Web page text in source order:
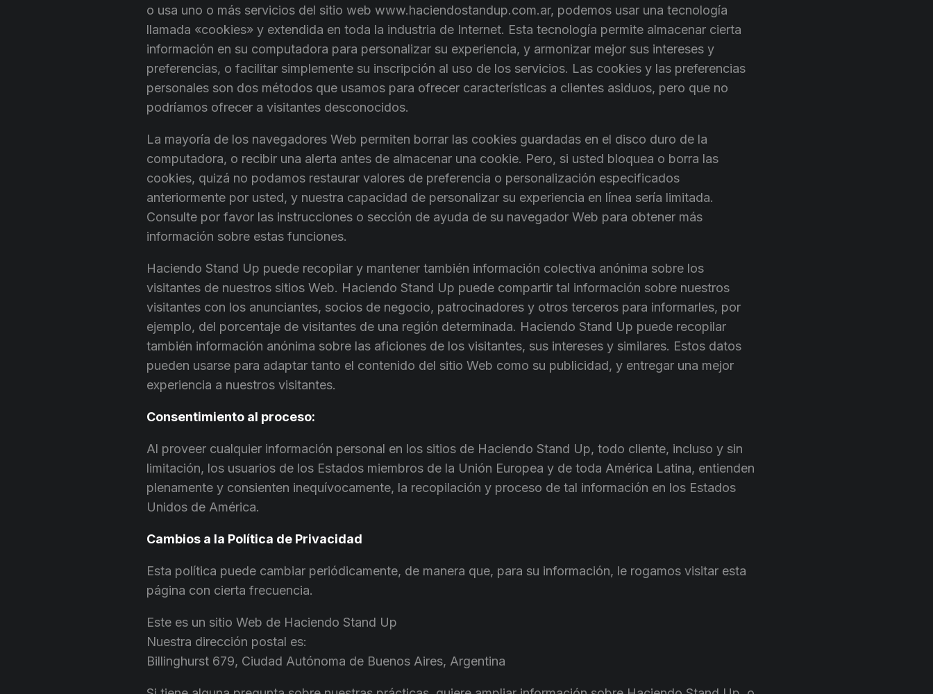
o usa uno o más servicios del sitio web www.haciendostandup.com.ar, podemos usar una tecnología
llamada «cookies» y extendida en toda la industria de Internet. Esta tecnología permite almacenar cierta
información en su computadora para personalizar su experiencia, y armonizar mejor sus intereses y
preferencias, o facilitar simplemente su inscripción al uso de los servicios. Las cookies y las preferencias
personales son dos métodos que usamos para ofrecer características a clientes asiduos, pero que no
podríamos ofrecer a visitantes desconocidos.
La mayoría de los navegadores Web permiten borrar las cookies guardadas en el disco duro de la
computadora, o recibir una alerta antes de almacenar una cookie. Pero, si usted bloquea o borra las
cookies, quizá no podamos restaurar valores de preferencia o personalización especificados
anteriormente por usted, y nuestra capacidad de personalizar su experiencia en línea sería limitada.
Consulte por favor las instrucciones o sección de ayuda de su navegador Web para obtener más
información sobre estas funciones.
Haciendo Stand Up puede recopilar y mantener también información colectiva anónima sobre los
visitantes de nuestros sitios Web. Haciendo Stand Up puede compartir tal información sobre nuestros
visitantes con los anunciantes, socios de negocio, patrocinadores y otros terceros para informarles, por
ejemplo, del porcentaje de visitantes de una región determinada. Haciendo Stand Up puede recopilar
también información anónima sobre las aficiones de los visitantes, sus intereses y similares. Estos datos
pueden usarse para adaptar tanto el contenido del sitio Web como su publicidad, y entregar una mejor
experiencia a nuestros visitantes.
Consentimiento al proceso:
Al proveer cualquier información personal en los sitios de Haciendo Stand Up, todo cliente, incluso y sin
limitación, los usuarios de los Estados miembros de la Unión Europea y de toda América Latina, entienden
plenamente y consienten inequívocamente, la recopilación y proceso de tal información en los Estados
Unidos de América.
Cambios a la Política de Privacidad
Esta política puede cambiar periódicamente, de manera que, para su información, le rogamos visitar esta
página con cierta frecuencia.
Este es un sitio Web de Haciendo Stand Up
Nuestra dirección postal es:
Billinghurst 679, Ciudad Autónoma de Buenos Aires, Argentina